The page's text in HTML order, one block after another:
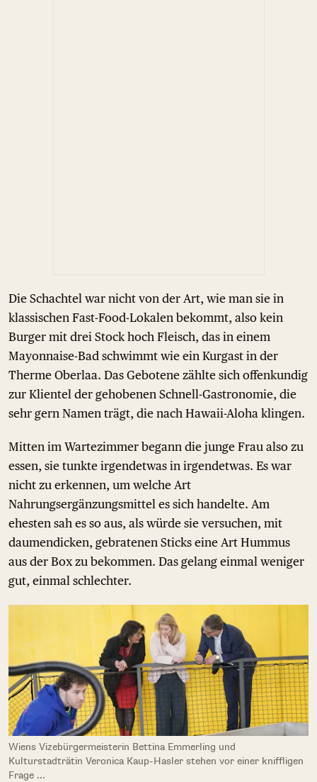
Die Schachtel war nicht von der Art, wie man sie in
klassischen Fast-Food-Lokalen bekommt, also kein
Burger mit drei Stock hoch Fleisch, das in einem
Mayonnaise-Bad schwimmt wie ein Kurgast in der
Therme Oberlaa. Das Gebotene zählte sich offenkundig
zur Klientel der gehobenen Schnell-Gastronomie, die
sehr gern Namen trägt, die nach Hawaii-Aloha klingen.
Mitten im Wartezimmer begann die junge Frau also zu
essen, sie tunkte irgendetwas in irgendetwas. Es war
nicht zu erkennen, um welche Art
Nahrungsergänzungsmittel es sich handelte. Am
ehesten sah es so aus, als würde sie versuchen, mit
daumendicken, gebratenen Sticks eine Art Hummus
aus der Box zu bekommen. Das gelang einmal weniger
gut, einmal schlechter.
Wiens Vizebürgermeisterin Bettina Emmerling und
Kulturstadträtin Veronica Kaup-Hasler stehen vor einer kniffligen
Frage ...